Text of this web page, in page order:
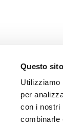
Questo
Utilizziamo
per
con i nostri
combinarle